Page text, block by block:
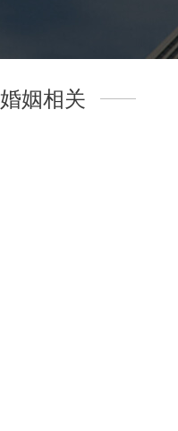
婚姻相关